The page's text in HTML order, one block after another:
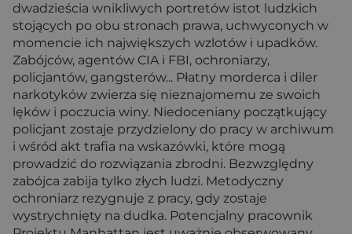
dwadzieścia wnikliwych portretów istot ludzkich
stojących po obu stronach prawa, uchwyconych w
momencie ich największych wzlotów i upadków.
Zabójców, agentów CIA i FBI, ochroniarzy,
policjantów, gangsterów... Płatny morderca i diler
narkotyków zwierza się nieznajomemu ze swoich
lęków i poczucia winy. Niedoceniany początkujący
policjant zostaje przydzielony do pracy w archiwum
i wśród akt trafia na wskazówki, które mogą
prowadzić do rozwiązania zbrodni. Bezwzględny
zabójca zabija tylko złych ludzi. Metodyczny
ochroniarz rezygnuje z pracy, gdy zostaje
wystrychnięty na dudka. Potencjalny pracownik